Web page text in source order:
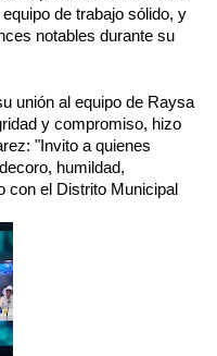
de trabajo sólido, y
notables durante su
unión al equipo de Raysa
y compromiso, hizo
"Invito a quienes
humildad,
con el Distrito Municipal